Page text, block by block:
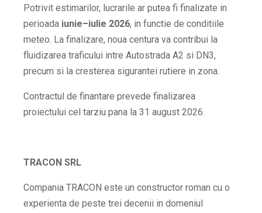
Potrivit estimarilor, lucrarile ar putea fi finalizate in
perioada iunie–iulie 2026, in functie de conditiile
meteo. La finalizare, noua centura va contribui la
fluidizarea traficului intre Autostrada A2 si DN3,
precum si la cresterea sigurantei rutiere in zona.
Contractul de finantare prevede finalizarea
proiectului cel tarziu pana la 31 august 2026.
TRACON SRL
Compania TRACON este un constructor roman cu o
experienta de peste trei decenii in domeniul